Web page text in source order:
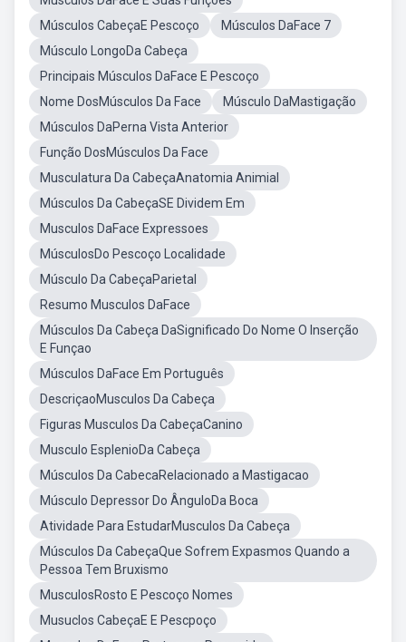
Músculos CabeçaE Pescoço
Músculos DaFace 7
Músculo LongoDa Cabeça
Principais Músculos DaFace E Pescoço
Nome DosMúsculos Da Face
Músculo DaMastigação
Músculos DaPerna Vista Anterior
Função DosMúsculos Da Face
Musculatura Da CabeçaAnatomia Animial
Músculos Da CabeçaSE Dividem Em
Musculos DaFace Expressoes
MúsculosDo Pescoço Localidade
Músculo Da CabeçaParietal
Resumo Musculos DaFace
Músculos Da Cabeça DaSignificado Do Nome O Inserção
E Funçao
Músculos DaFace Em Português
DescriçaoMusculos Da Cabeça
Figuras Musculos Da CabeçaCanino
Musculo EsplenioDa Cabeça
Músculos Da CabecaRelacionado a Mastigacao
Músculo Depressor Do ÂnguloDa Boca
Atividade Para EstudarMusculos Da Cabeça
Músculos Da CabeçaQue Sofrem Expasmos Quando a
Pessoa Tem Bruxismo
MusculosRosto E Pescoço Nomes
Musuclos CabeçaE E Pescpoço